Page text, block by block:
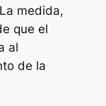
medida,
que el
al
de la